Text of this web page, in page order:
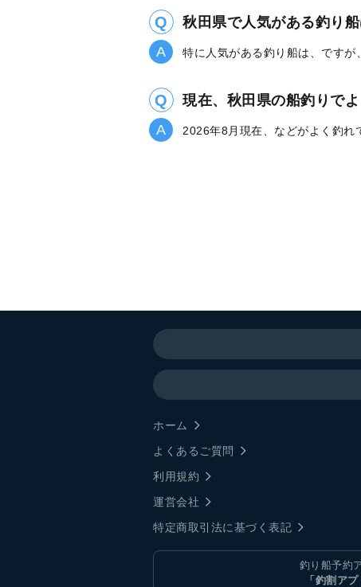
秋田県で人気がある釣り
特に人気がある釣り船は、ですが
現在、秋田県の船釣りで
2026年8月現在、などがよく釣れ
ホーム
よくあるご質問
利用規約
運営会社
特定商取引法に基づく表記
釣り船予約
「釣割アプ